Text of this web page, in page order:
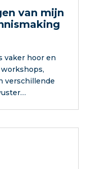
van mijn
vaker hoor en
verschillende